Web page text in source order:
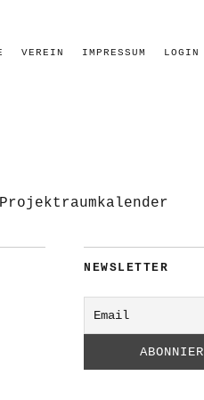
VEREIN IMPRESSUM LOGIN
Projektraumkalender
NEWSLETTER